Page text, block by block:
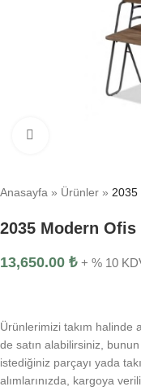
Anasayfa » Ürünler » 2035
2035 Modern Ofis
13,650.00 ₺ + % 10
Ürünlerimizi takım halinde
de satın alabilirsiniz,
istediğiniz parçayı yada
alımlarınızda, kargoya